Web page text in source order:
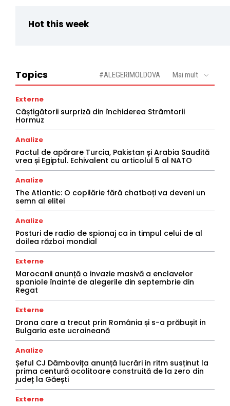
Hot this week
Topics #ALEGERIMOLDOVA Mai mult
Externe
Câștigătorii surpriză din închiderea Strâmtorii
Hormuz
Analize
Pactul de apărare Turcia, Pakistan și Arabia Saudită
vrea și Egiptul. Echivalent cu articolul 5 al NATO
Analize
The Atlantic: O copilărie fără chatboți va deveni un
semn al elitei
Analize
Posturi de radio de spionaj ca in timpul celui de al
doilea război mondial
Externe
Marocanii anunță o invazie masivă a enclavelor
spaniole înainte de alegerile din septembrie din
Regat
Externe
Drona care a trecut prin România și s-a prăbușit in
Bulgaria este ucraineană
Analize
Șeful CJ Dâmbovița anunță lucrări in ritm susținut la
prima centură ocolitoare construită de la zero din
județ la Găești
Externe